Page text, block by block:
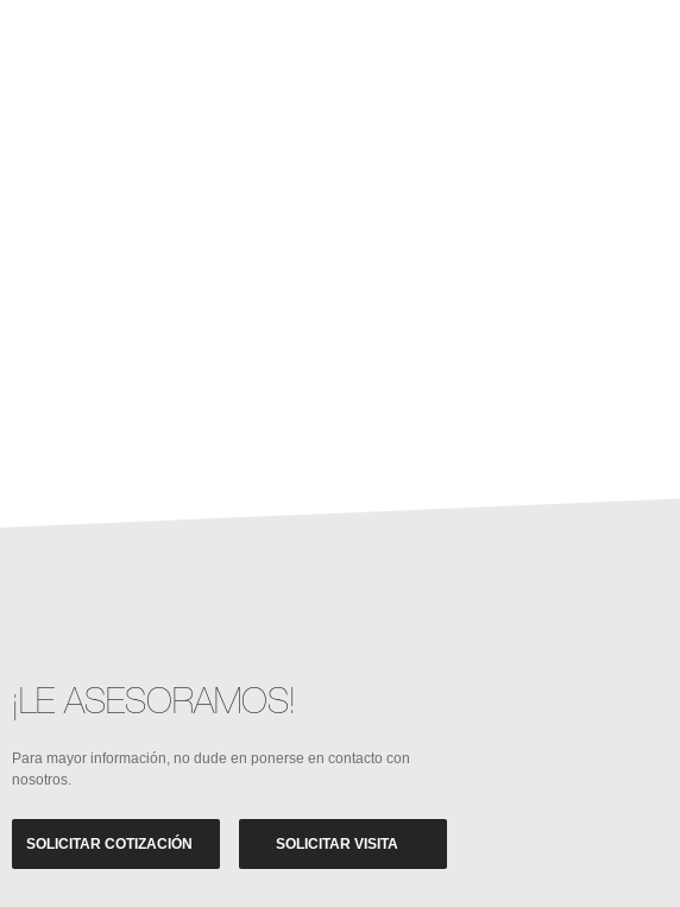
¡LE ASESORAMOS!
Para mayor información, no dude en ponerse en contacto con
nosotros.
SOLICITAR COTIZACIÓN SOLICITAR VISITA